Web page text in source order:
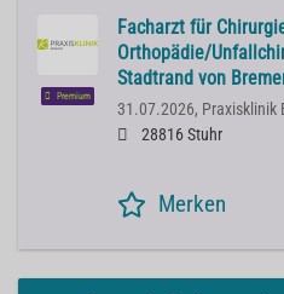
Premium
Facharzt für
Orthopädie/
Stadtrand von
31.07.2026, Praxisklinik
28816 Stuhr
Merken